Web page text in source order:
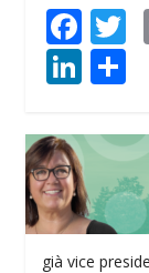
F
ac
e
b
o
o
k
T
Li
k
e
dI
n
n
di
già vice